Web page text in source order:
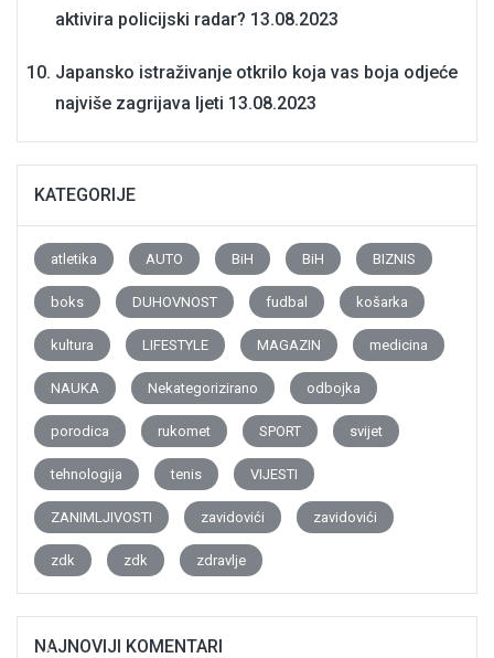
aktivira policijski radar? 13.08.2023
Japansko istraživanje otkrilo koja vas boja odjeće
najviše zagrijava ljeti 13.08.2023
KATEGORIJE
atletika AUTO BiH BiH BIZNIS
boks DUHOVNOST fudbal košarka
kultura LIFESTYLE MAGAZIN medicina
NAUKA Nekategorizirano odbojka
porodica rukomet SPORT svijet
tehnologija tenis VIJESTI
ZANIMLJIVOSTI zavidovići zavidovići
zdk zdk zdravlje
NAJNOVIJI KOMENTARI